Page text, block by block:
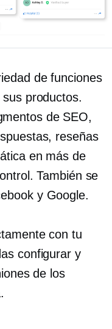
de funciones
productos.
de SEO,
reseñas
en más de
También se
y Google.
con tu
configurar y
de los